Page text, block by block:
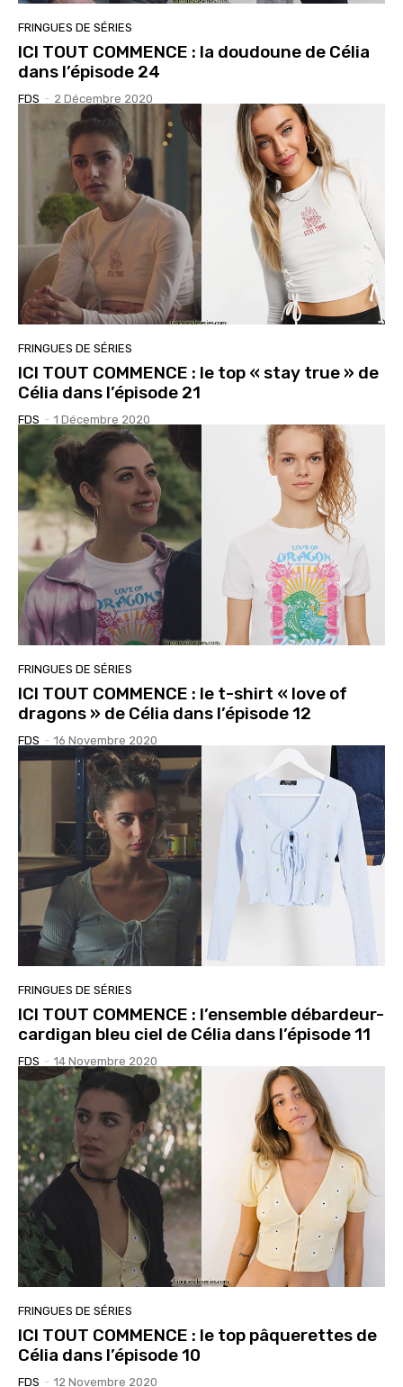
FRINGUES DE SÉRIES
ICI TOUT COMMENCE : la doudoune de Célia
dans l’épisode 24
FDS - 2 Décembre 2020
FRINGUES DE SÉRIES
ICI TOUT COMMENCE : le top « stay true » de
Célia dans l’épisode 21
FDS - 1 Décembre 2020
FRINGUES DE SÉRIES
ICI TOUT COMMENCE : le t-shirt « love of
dragons » de Célia dans l’épisode 12
FDS - 16 Novembre 2020
FRINGUES DE SÉRIES
ICI TOUT COMMENCE : l’ensemble débardeur-
cardigan bleu ciel de Célia dans l’épisode 11
FDS - 14 Novembre 2020
FRINGUES DE SÉRIES
ICI TOUT COMMENCE : le top pâquerettes de
Célia dans l’épisode 10
FDS - 12 Novembre 2020